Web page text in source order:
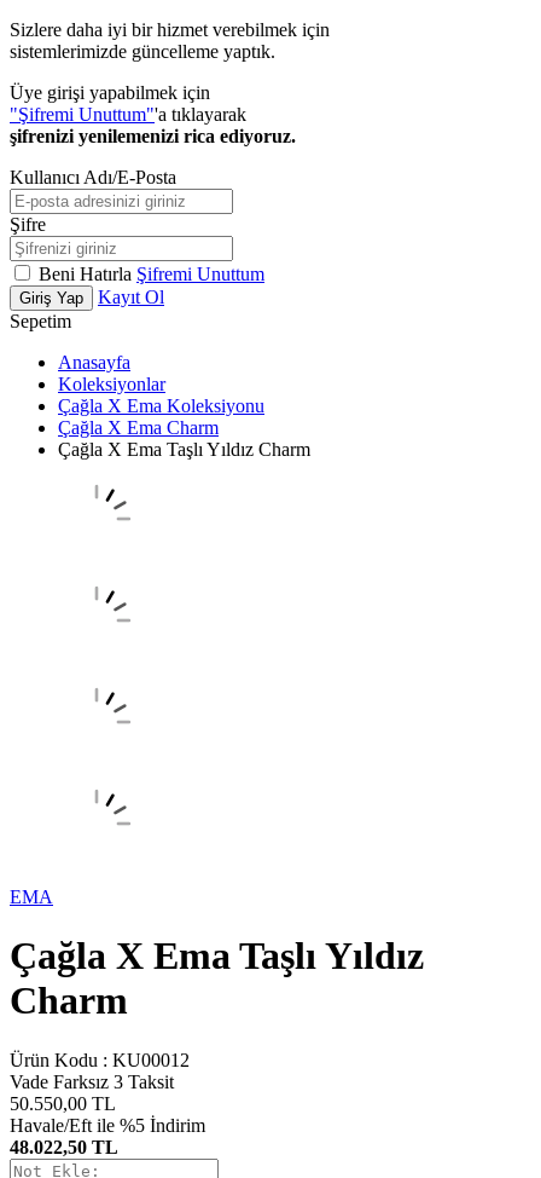
Sizlere daha iyi bir hizmet verebilmek için
sistemlerimizde güncelleme yaptık.
Üye girişi yapabilmek için
"Şifremi Unuttum"'a tıklayarak
şifrenizi yenilemenizi rica ediyoruz.
Kullanıcı Adı/E-Posta
Şifre
Beni Hatırla Şifremi Unuttum
Giriş Yap
Kayıt Ol
Sepetim
Anasayfa
Koleksiyonlar
Çağla X Ema Koleksiyonu
Çağla X Ema Charm
Çağla X Ema Taşlı Yıldız Charm
EMA
Çağla X Ema Taşlı Yıldız
Charm
Ürün Kodu : KU00012
Vade Farksız 3 Taksit
50.550,00 TL
Havale/Eft ile %5 İndirim
48.022,50 TL